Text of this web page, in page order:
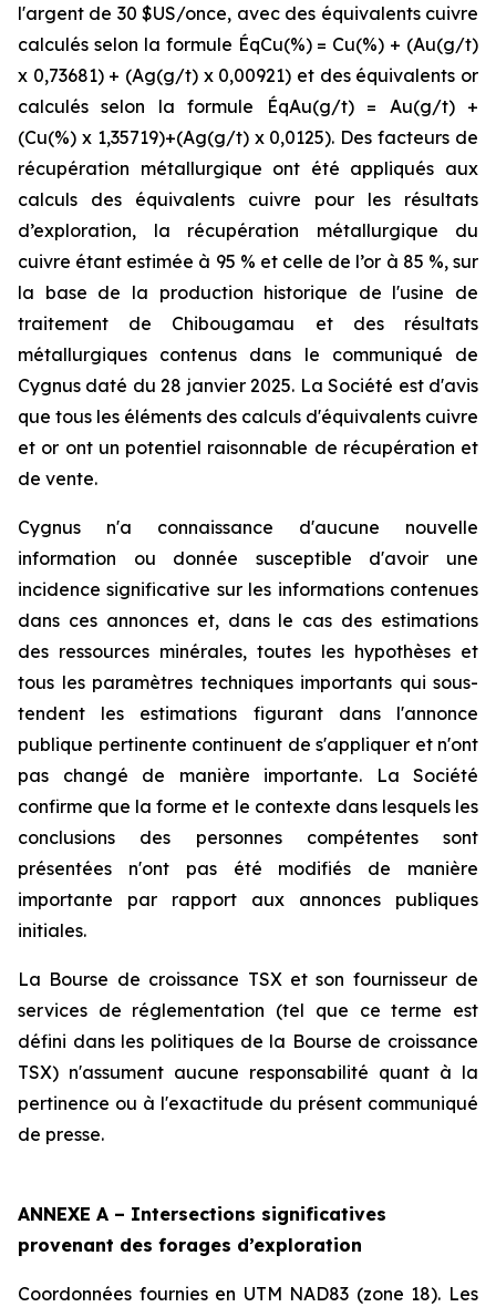
l'argent de 30 $US/once, avec des équivalents cuivre
calculés selon la formule ÉqCu(%) = Cu(%) + (Au(g/t)
x 0,73681) + (Ag(g/t) x 0,00921) et des équivalents or
calculés selon la formule ÉqAu(g/t) = Au(g/t) +
(Cu(%) x 1,35719)+(Ag(g/t) x 0,0125). Des facteurs de
récupération métallurgique ont été appliqués aux
calculs des équivalents cuivre pour les résultats
d’exploration, la récupération métallurgique du
cuivre étant estimée à 95 % et celle de l’or à 85 %, sur
la base de la production historique de l'usine de
traitement de Chibougamau et des résultats
métallurgiques contenus dans le communiqué de
Cygnus daté du 28 janvier 2025. La Société est d'avis
que tous les éléments des calculs d'équivalents cuivre
et or ont un potentiel raisonnable de récupération et
de vente.
Cygnus n'a connaissance d'aucune nouvelle
information ou donnée susceptible d'avoir une
incidence significative sur les informations contenues
dans ces annonces et, dans le cas des estimations
des ressources minérales, toutes les hypothèses et
tous les paramètres techniques importants qui sous-
tendent les estimations figurant dans l'annonce
publique pertinente continuent de s'appliquer et n'ont
pas changé de manière importante. La Société
confirme que la forme et le contexte dans lesquels les
conclusions des personnes compétentes sont
présentées n'ont pas été modifiés de manière
importante par rapport aux annonces publiques
initiales.
La Bourse de croissance TSX et son fournisseur de
services de réglementation (tel que ce terme est
défini dans les politiques de la Bourse de croissance
TSX) n'assument aucune responsabilité quant à la
pertinence ou à l'exactitude du présent communiqué
de presse.
ANNEXE A – Intersections significatives
provenant des forages d’exploration
Coordonnées fournies en UTM NAD83 (zone 18). Les